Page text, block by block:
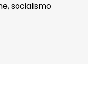
,socialismo